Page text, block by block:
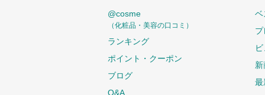
@cosme
（化粧品・美容の口コミ）
ランキング
ポイント・クーポン
ブログ
Q&A
ベ
プ
最